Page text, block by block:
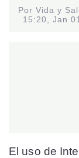
Por Vida y
15:20, Jan
El uso de